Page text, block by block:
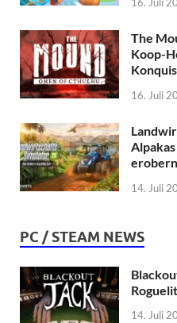
The
Koop-
16. Juli
14. Juli
PC / STEAM NEWS
14. Juli